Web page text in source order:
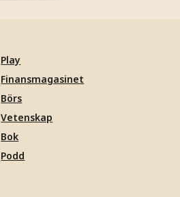
Play
Finansmagasinet
Börs
Vetenskap
Bok
Podd